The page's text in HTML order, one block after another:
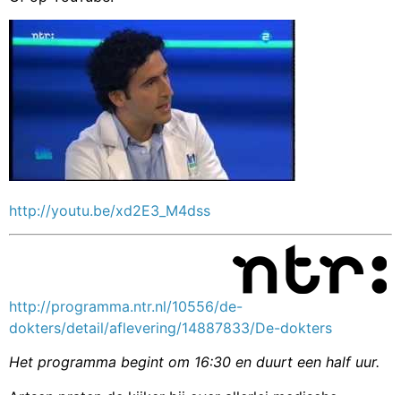
http://youtu.be/xd2E3_M4dss
http://programma.ntr.nl/10556/de-
dokters/detail/aflevering/14887833/De-dokters
Het programma begint om 16:30 en duurt een half uur.